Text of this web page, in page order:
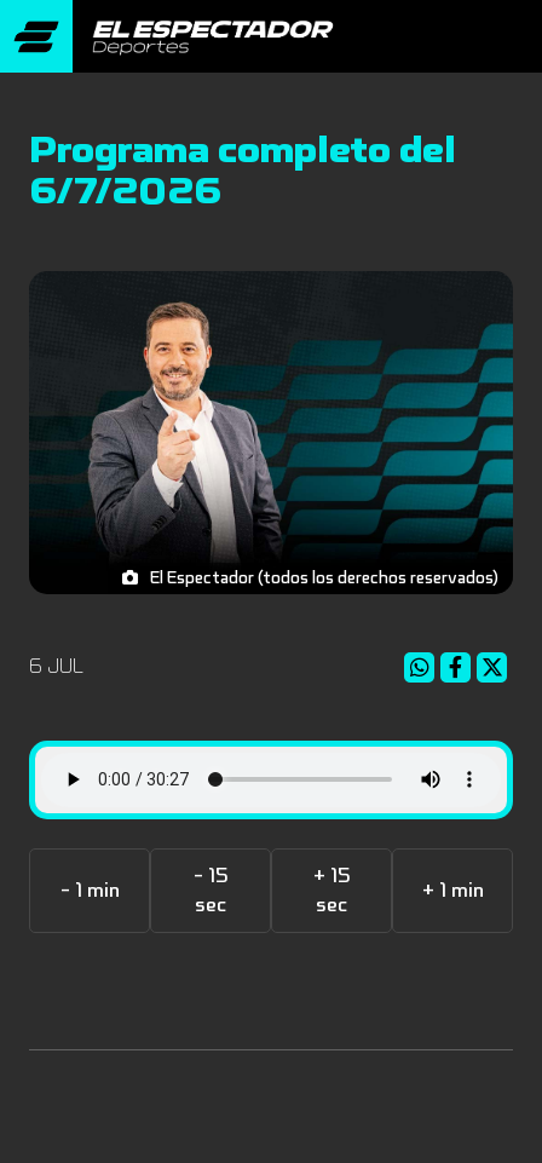
Programa completo del
6/7/2026
El Espectador (todos los derechos reservados)
6 JUL
- 1 min
- 15
sec
+ 15
sec
+ 1 min